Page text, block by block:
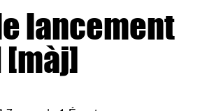
lancement
[màj]